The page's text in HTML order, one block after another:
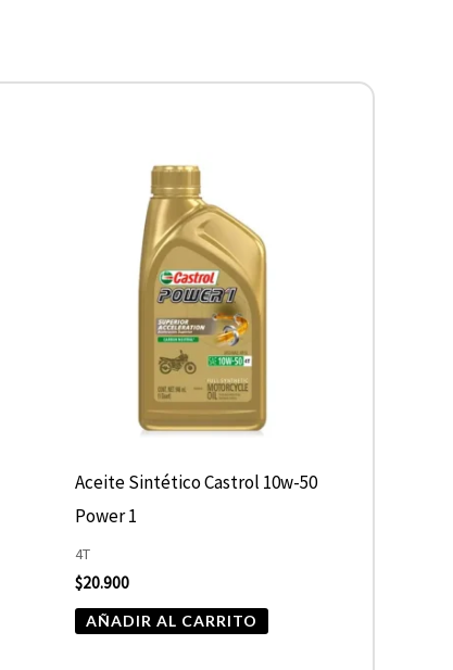
Aceite Sintético Castrol 10w-50
Power 1
4T
$20.900
AÑADIR AL CARRITO